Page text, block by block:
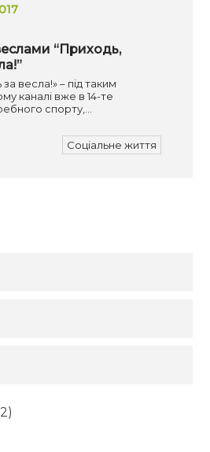
“Приходь,
весла!» – під таким
каналі вже в 14-те
спорту,…
Соціальне життя